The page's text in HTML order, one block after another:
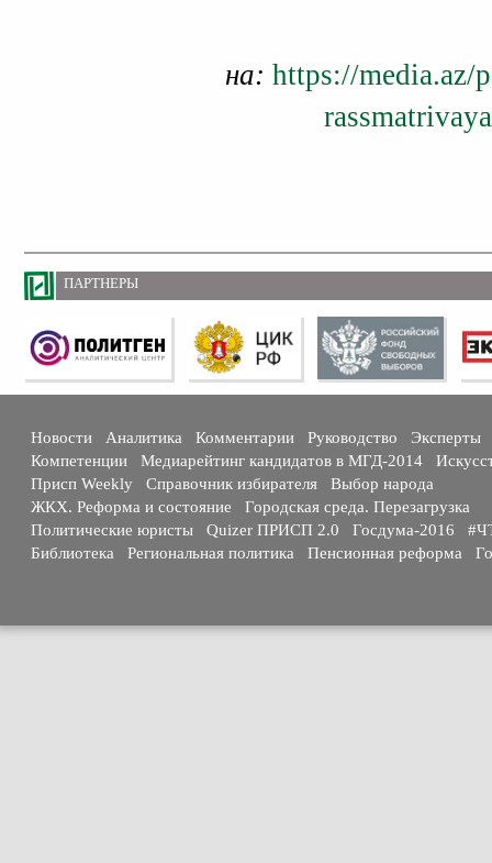
на: https://
ПАРТНЕРЫ
Новости Аналитика Комментарии Руководство
Эксперты
Компетенции
Медиарейтинг кандидатов в МГД-2014
Присп Weekly
Справочник избирателя
Выбор народа
ЖКХ. Реформа и состояние
Городская среда. Перезагрузка
Политические юристы
Quizer ПРИСП 2.0 Госдума-2016
Библиотека
Региональная политика Пенсионная реформа